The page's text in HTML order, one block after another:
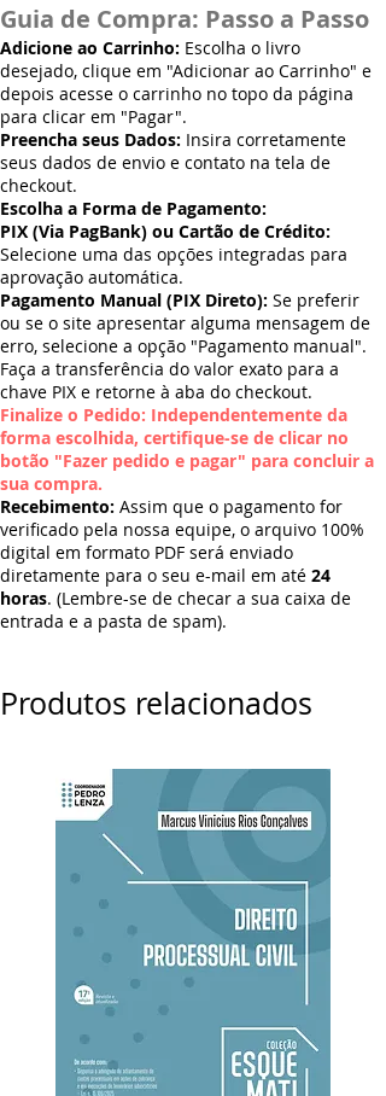
Guia de Compra: Passo a Passo
Adicione ao Carrinho: Escolha o livro
desejado, clique em "Adicionar ao Carrinho" e
depois acesse o carrinho no topo da página
para clicar em "Pagar".
Preencha seus Dados: Insira corretamente
seus dados de envio e contato na tela de
checkout.
Escolha a Forma de Pagamento:
PIX (Via PagBank) ou Cartão de Crédito:
Selecione uma das opções integradas para
aprovação automática.
Pagamento Manual (PIX Direto): Se preferir
ou se o site apresentar alguma mensagem de
erro, selecione a opção "Pagamento manual".
Faça a transferência do valor exato para a
chave PIX e retorne à aba do checkout.
Finalize o Pedido: Independentemente da
forma escolhida, certifique-se de clicar no
botão "Fazer pedido e pagar" para concluir a
sua compra.
Recebimento: Assim que o pagamento for
verificado pela nossa equipe, o arquivo 100%
digital em formato PDF será enviado
diretamente para o seu e-mail em até 24
horas. (Lembre-se de checar a sua caixa de
entrada e a pasta de spam).
Produtos relacionados